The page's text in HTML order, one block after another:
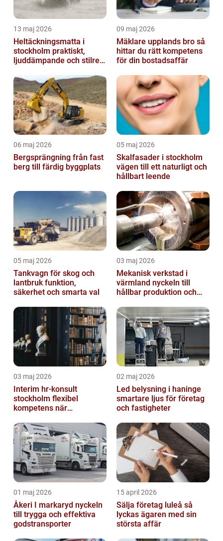
13 maj 2026
Heltäckningsmatta i
stockholm praktiskt,
ljuddämpande och stilrent
09 maj 2026
Mäklare upplands bro så
hittar du rätt kompetens
för din bostadsaffär
06 maj 2026
Bergsprängning från fast
berg till färdig byggplats
05 maj 2026
Skalfasader i stockholm
vägen till ett naturligt och
hållbart leende
05 maj 2026
Tankvagn för skog och
lantbruk funktion,
säkerhet och smarta val
03 maj 2026
Mekanisk verkstad i
värmland nyckeln till
hållbar produktion och
03 maj 2026
Interim hr-konsult
stockholm flexibel
kompetens när
stöd
02 maj 2026
Led belysning i haninge
smartare ljus för företag
och fastigheter
01 maj 2026
Åkeri I markaryd nyckeln
till trygga och effektiva
godstransporter
15 april 2026
Sälja företag luleå så
lyckas ägaren med sin
största affär